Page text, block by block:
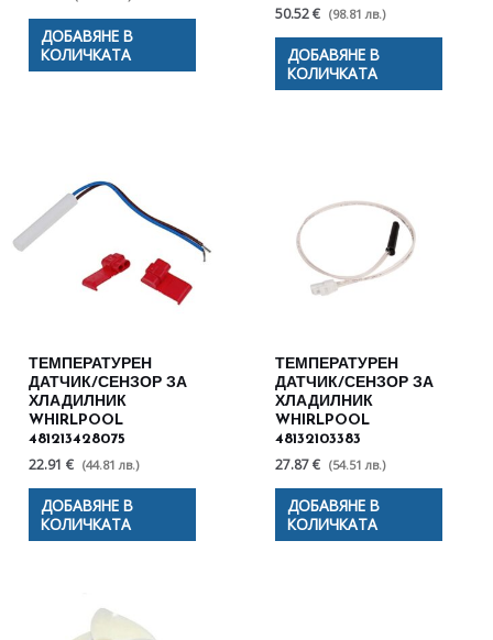
ДОБАВЯНЕ В
КОЛИЧКАТА
50.52 € (98.81 лв.)
ДОБАВЯНЕ В
КОЛИЧКАТА
ТЕМПЕРАТУРЕН
ДАТЧИК/СЕНЗОР ЗА
ХЛАДИЛНИК
WHIRLPOOL
481213428075
22.91 € (44.81 лв.)
ДОБАВЯНЕ В
КОЛИЧКАТА
ТЕМПЕРАТУРЕН
ДАТЧИК/СЕНЗОР ЗА
ХЛАДИЛНИК
WHIRLPOOL
48132103383
27.87 € (54.51 лв.)
ДОБАВЯНЕ В
КОЛИЧКАТА